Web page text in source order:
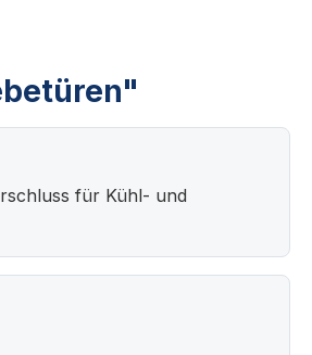
für Kühl- und